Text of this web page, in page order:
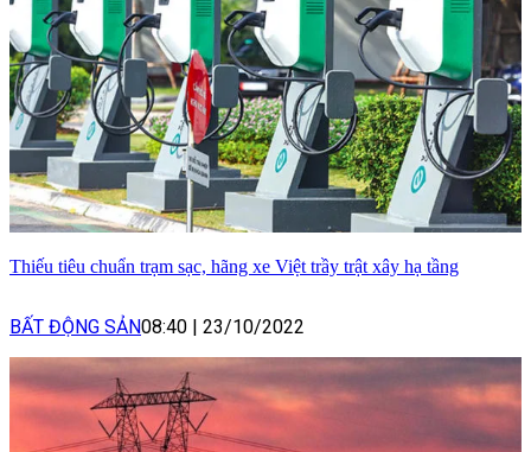
Thiếu tiêu chuẩn trạm sạc, hãng xe Việt trầy trật xây hạ tầng
BẤT ĐỘNG SẢN08:40 | 23/10/2022